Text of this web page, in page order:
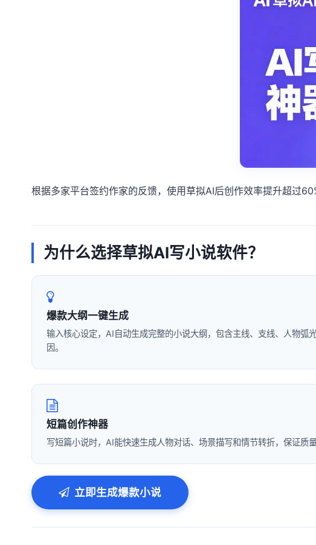
根据多家平台签约作家的反馈，使用草拟AI后创作效率提升超过
为什么选择草拟AI写小说软件？
爆款大纲一键生成
输入核心设定，AI自动生成完整的小说大纲，包含主线、支线、人物弧
因。
短篇创作神器
写短篇小说时，AI能快速生成人物对话、场景描写和情节转折，保证质量
立即生成爆款小说